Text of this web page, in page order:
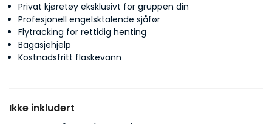
Privat kjøretøy eksklusivt for gruppen din
Profesjonell engelsktalende sjåfør
Flytracking for rettidig henting
Bagasjehjelp
Kostnadsfritt flaskevann
Ikke inkludert